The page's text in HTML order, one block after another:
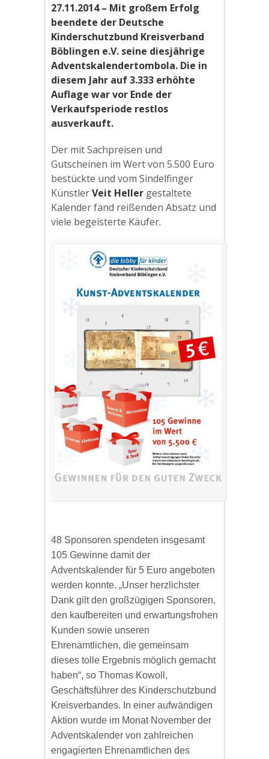
27.11.2014 – Mit großem Erfolg
beendete der Deutsche
Kinderschutzbund Kreisverband
Böblingen e.V. seine diesjährige
Adventskalendertombola. Die in
diesem Jahr auf 3.333 erhöhte
Auflage war vor Ende der
Verkaufsperiode restlos
ausverkauft.
Der mit Sachpreisen und
Gutscheinen im Wert von 5.500 Euro
bestückte und vom Sindelfinger
KünstlerVeit Heller gestaltete
Kalender fand reißenden Absatz und
viele begeisterte Käufer.
48 Sponsoren spendeten insgesamt
105 Gewinne damit der
Adventskalender für 5 Euro angeboten
werden konnte. „Unser herzlichster
Dank gilt den großzügigen Sponsoren,
den kaufbereiten und erwartungsfrohen
Kunden sowie unseren
Ehrenamtlichen, die gemeinsam
dieses tolle Ergebnis möglich gemacht
haben“, so Thomas Kowoll,
Geschäftsführer des Kinderschutzbund
Kreisverbandes. In einer aufwändigen
Aktion wurde im Monat November der
Adventskalender von zahlreichen
engagierten Ehrenamtlichen des